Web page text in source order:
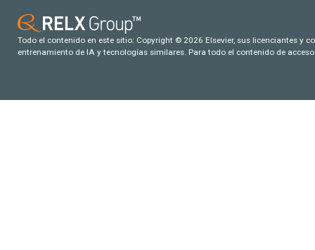
Todo el contenido en este sitio: Copyright © 2026 Elsevier, sus licenciantes y
entrenamiento de IA y tecnologías similares. Para todo el contenido de